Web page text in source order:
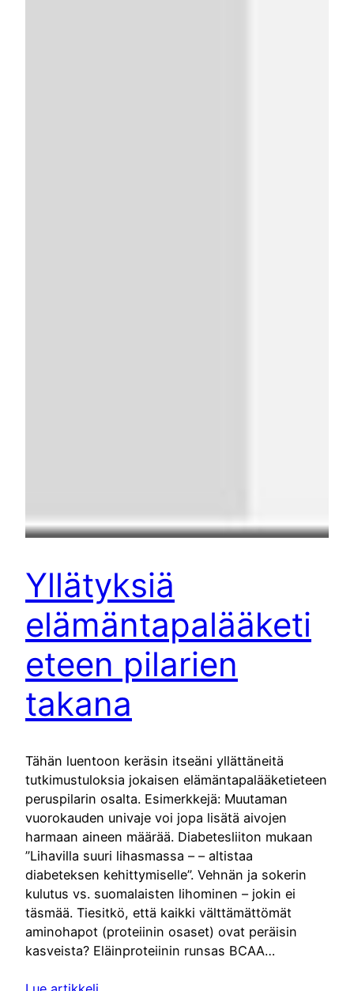
Yllätyksiä
elämäntapalääketi
eteen pilarien
takana
Tähän luentoon keräsin itseäni yllättäneitä
tutkimustuloksia jokaisen elämäntapalääketieteen
peruspilarin osalta. Esimerkkejä: Muutaman
vuorokauden univaje voi jopa lisätä aivojen
harmaan aineen määrää. Diabetesliiton mukaan
”Lihavilla suuri lihasmassa – – altistaa
diabeteksen kehittymiselle”. Vehnän ja sokerin
kulutus vs. suomalaisten lihominen – jokin ei
täsmää. Tiesitkö, että kaikki välttämättömät
aminohapot (proteiinin osaset) ovat peräisin
kasveista? Eläinproteiinin runsas BCAA…